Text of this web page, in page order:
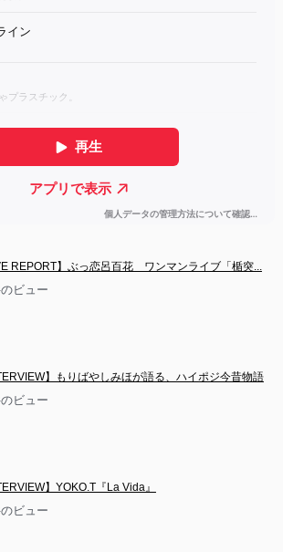
REPORT】ぶっ恋呂百花　ワンマンライブ「楯突...
ビュー
】もりばやしみほが語る、ハイポジ今昔物語
ビュー
】YOKO.T『La Vida』
ビュー